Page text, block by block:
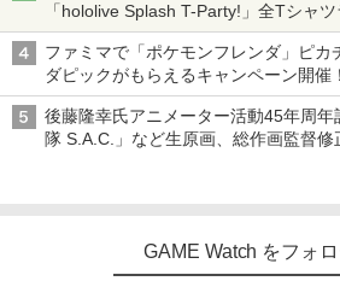
「hololive Splash T-Party!」全Tシャ
ライン販売開始
ファミマで「ポケモンフレンダ」ピカ
ダピックがもらえるキャンペーン開催！
後藤隆幸氏アニメーター活動45年周
隊 S.A.C.」など生原画、総作画監督修
GAME Watch をフォ